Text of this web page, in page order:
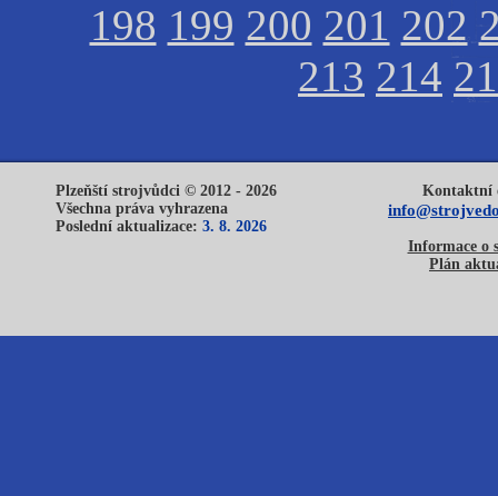
198 199 200 201 202
213 214
Plzeňští strojvůdci © 2012 - 2026
Všechna práva vyhrazena
Poslední aktualizace: 3. 8. 2026
Kontaktní
Informace o
Plán